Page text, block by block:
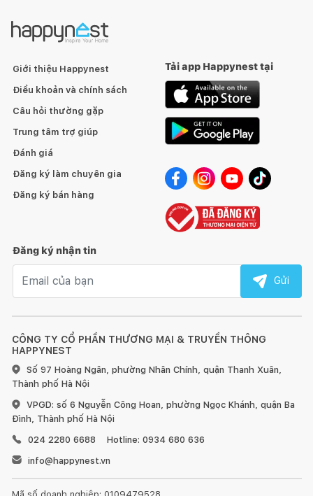
CÔNG TY CỔ PHẦN THƯƠNG MẠI & TRUYỀN THÔNG
HAPPYNEST
Số 97 Hoàng Ngân, phường Nhân Chính, quận Thanh Xuân,
Thành phố Hà Nội
VPGD: số 6 Nguyễn Công Hoan, phường Ngọc Khánh, quận Ba
Đình, Thành phố Hà Nội
024 2280 6688
Hotline: 0934 680 636
info@happynest.vn
Giới thiệu Happynest
Điều khoản và chính sách
Câu hỏi thường gặp
Trung tâm trợ giúp
Đánh giá
Đăng ký làm chuyên gia
Đăng ký bán hàng
Tải app Happynest tại
Đăng ký nhận tin
Gửi